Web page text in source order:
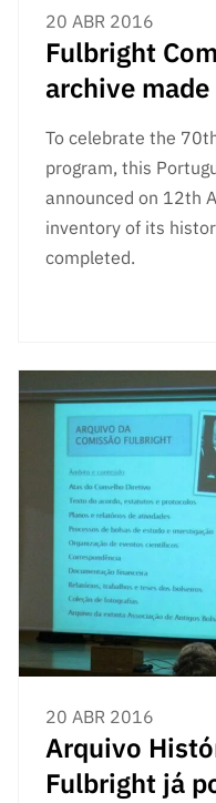
20 ABR 2016
Fulbright
archive
To celebrate the
program, this
announced on 12th
inventory of its
completed.
20 ABR 2016
Arquivo
Fulbright já